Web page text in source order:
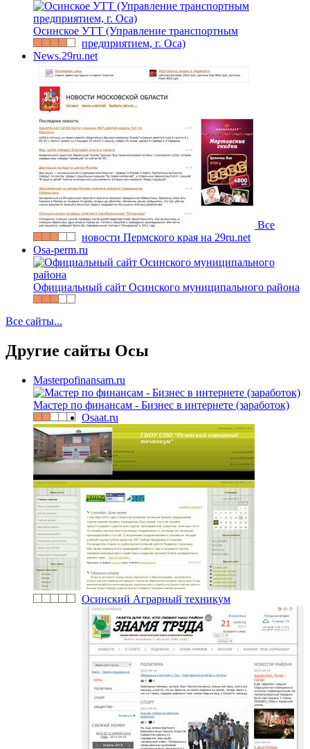
Осинское УТТ (Управление транспортным
предприятием, г. Оса)
News.29ru.net
Все
новости Пермского края на 29ru.net
Osa-perm.ru
Официальный сайт Осинского муниципального района
Все сайты...
Другие сайты Осы
Masterpofinansam.ru
Мастер по финансам - Бизнес в интернете (заработок)
Osaat.ru
Осинский Аграрный техникум